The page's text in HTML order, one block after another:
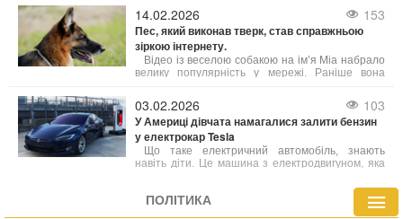
гостей. Такі несподівані сусіди на прогулянковій
стежці — це далеко не щоденне явище.
14.02.2026 153
Пес, який виконав тверк, став справжньою
зіркою інтернету.
Відео із веселою собакою на ім’я Міа набрало
велику популярність у мережі. Раніше вона
згодом її взяла до себе родина зі Шотландії.
Зараз життя Міа кардинально змінилося: вона
щодня отримує ласку та турботу від своїх
власників.
03.02.2026 103
У Америці дівчата намагалися залити бензин
у електрокар Tesla
Що таке електричний автомобіль, знають
навіть діти. Це машина з електродвигуном, яка
це і підтверджує – електрокар їздить на
електриці. Однак не всі це розуміють.
ПОЛІТИКА